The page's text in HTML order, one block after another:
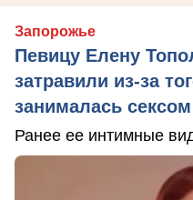
Запорожье
Певицу Елену
затравили из-за
занималась
Ранее ее интимные